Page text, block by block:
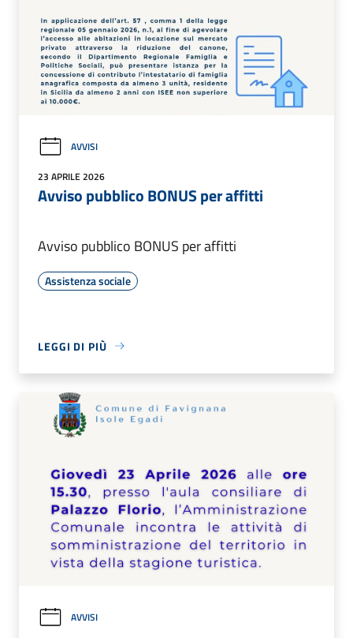
AVVISI
23 APRILE 2026
Avviso pubblico BONUS per affitti
Avviso pubblico BONUS per affitti
Assistenza sociale
LEGGI DI PIÙ
AVVISI